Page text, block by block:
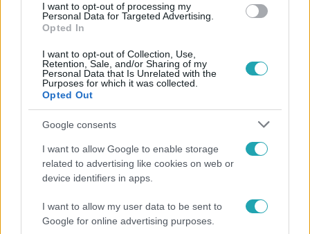
I want to opt-out of processing my
Personal Data for Targeted Advertising.
Opted In
I want to opt-out of Collection, Use,
Retention, Sale, and/or Sharing of my
Personal Data that Is Unrelated with the
Purposes for which it was collected.
Opted Out
Google consents
I want to allow Google to enable storage
related to advertising like cookies on web or
device identifiers in apps.
I want to allow my user data to be sent to
Google for online advertising purposes.
# BARÁTOK KÖZT
DRÁGA ÖRÖKÖSÖK #KERESZTANYU
TESZT # KVÍZJÁTÉK
Népszerű